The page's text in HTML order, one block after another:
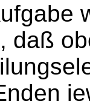
daß